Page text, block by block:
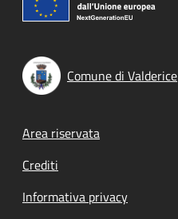
Comune di Valderice
Footer menu
Area riservata
Crediti
Informativa privacy